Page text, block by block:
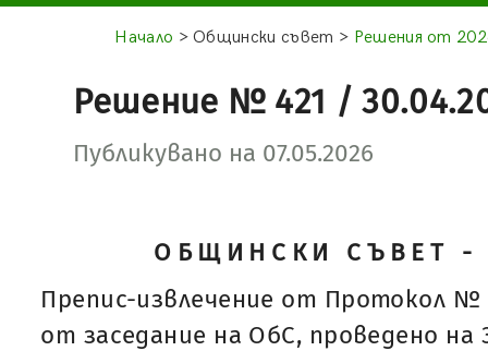
Начало > Общински съвет > Решения от
Решение № 421 /
Публикувано на 07.05.2026
ОБЩИНСКИ СЪВЕТ -
Препис-извлечение от Протокол №
от заседание на ОбС, проведено на